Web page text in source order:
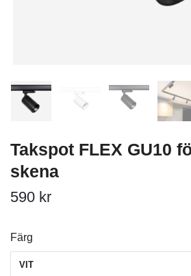
Takspot FLEX GU10
skena
590 kr
Färg
VIT